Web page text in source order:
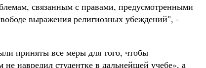
связанным с правами, предусмотренными
выражения религиозных убеждений", -
приняты все меры для того, чтобы
навредил студентке в дальнейшей учебе», а